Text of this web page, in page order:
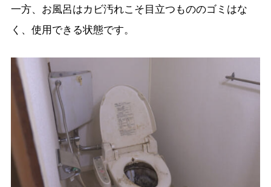
一方、お風呂はカビ汚れこそ目立つもののゴミはな
く、使用できる状態です。